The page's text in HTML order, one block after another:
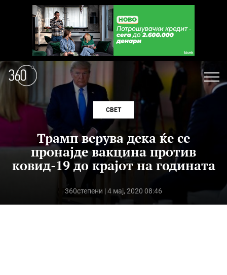
СВЕТ
Трамп верува дека ќе се
пронајде вакцина против
ковид-19 до крајот на годината
360степени | 4 мај, 2020 08:46